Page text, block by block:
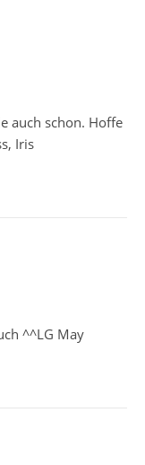
auch schon. Hoffe
Iris
^^LG May